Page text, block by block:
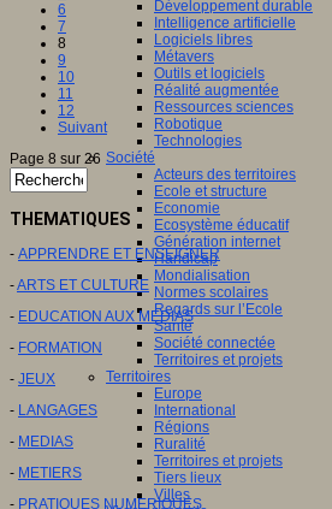
Développement durable
Intelligence artificielle
Logiciels libres
Métavers
Outils et logiciels
Réalité augmentée
Ressources sciences
Robotique
Technologies
Société
Acteurs des territoires
Ecole et structure
Economie
Ecosystème éducatif
Génération internet
Handicap
Mondialisation
Normes scolaires
Regards sur l’Ecole
Santé
Société connectée
Territoires et projets
Territoires
Europe
International
Régions
Ruralité
Territoires et projets
Tiers lieux
Villes
6
7
8
9
10
11
12
Suivant
Page 8 sur 26
THEMATIQUES
- APPRENDRE ET ENSEIGNER
-ARTS ET CULTURE
- EDUCATION AUX MEDIAS
- FORMATION
- JEUX
- LANGAGES
- MEDIAS
- METIERS
- PRATIQUES NUMERIQUES